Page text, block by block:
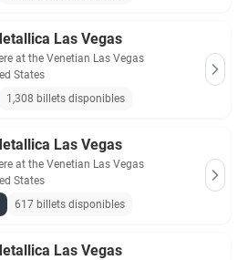
Las Vegas
at the Venetian Las Vegas
States
1,308 billets disponibles
Las Vegas
at the Venetian Las Vegas
States
617 billets disponibles
Las Vegas